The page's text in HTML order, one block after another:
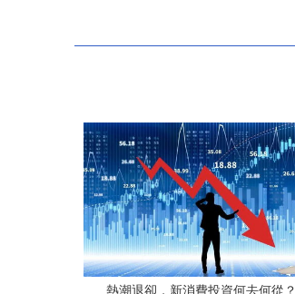
熱潮退卻，新消費投資何去何從？